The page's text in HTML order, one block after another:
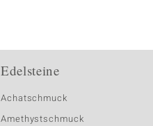
Edelsteine
Achatschmuck
Amethystschmuck